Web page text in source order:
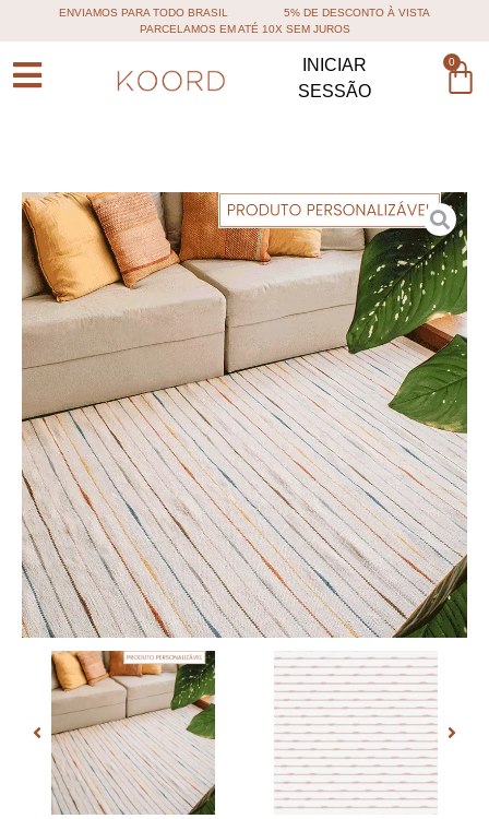
ENVIAMOS PARA TODO BRASIL
5% DE DESCONTO À VISTA
PARCELAMOS EM ATÉ 10X SEM JUROS
INICIAR
SESSÃO
0